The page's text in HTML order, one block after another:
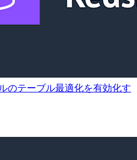
のテーブル最適化を有効化す